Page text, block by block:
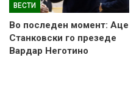
ВЕСТИ
Во последен момент: Аце
Станковски го презеде
Вардар Неготино